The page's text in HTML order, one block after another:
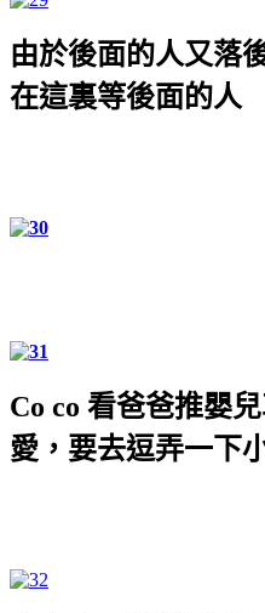
由於後面的人又落
在這裏等後面的人
Co co 看爸爸推嬰
愛，要去逗弄一下